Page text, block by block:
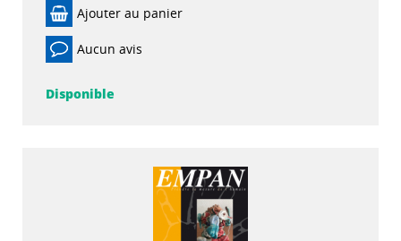
Ajouter au panier
Aucun avis
Disponible